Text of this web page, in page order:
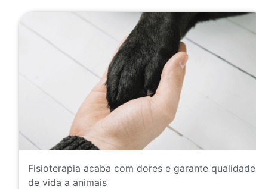
Fisioterapia acaba com dores e garante qualidade
de vida a animais